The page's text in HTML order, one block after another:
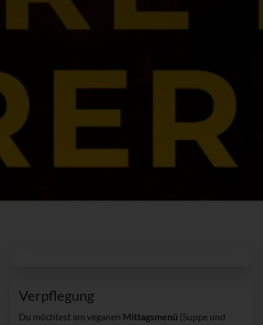
Verpflegung
Du möchtest am veganen Mittagsmenü (Suppe und